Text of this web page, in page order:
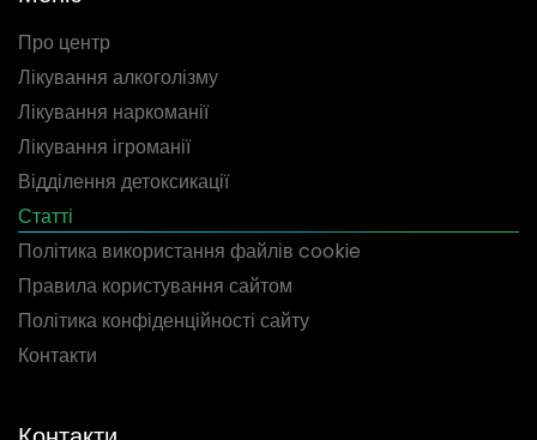
Про центр
Лікування алкоголізму
Лікування наркоманії
Лікування ігроманії
Відділення детоксикації
Статті
Політика використання файлів cookie
Правила користування сайтом
Політика конфіденційності сайту
Контакти